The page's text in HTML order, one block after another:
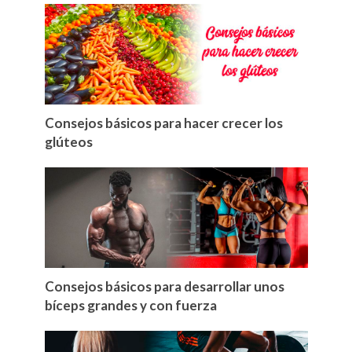
Consejos básicos para hacer crecer los
glúteos
Consejos básicos para desarrollar unos
bíceps grandes y con fuerza